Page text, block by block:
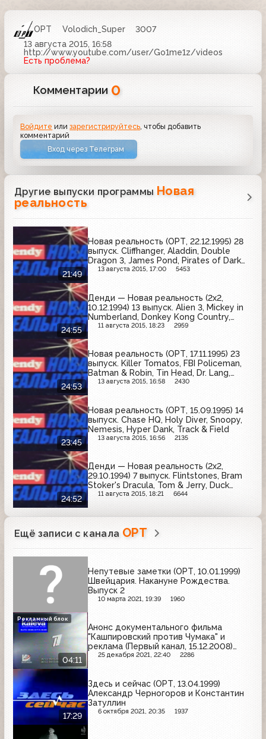
ОРТ Volodich_Super
3007
13 августа 2015, 16:58
http://www.youtube.com/user/Go1me1z/videos
Есть проблема?
Комментарии 0
Войдите илизарегистрируйтесь , чтобы добавить
комментарий
Вход через Телеграм
Другие выпуски программы Новая
реальность
21:49
Новая реальность (ОРТ, 22.12.1995) 28
выпуск. Cliffhanger, Aladdin, Double
Dragon 3, James Pond, Pirates of Dark
Water, NHL '95
13 августа 2015, 17:00 5453
24:55
Денди — Новая реальность (2х2,
10.12.1994) 13 выпуск. Alien 3, Mickey in
Numberland, Donkey Kong Country,
Super Street Fighter II, Super Ghouls &
11 августа 2015, 18:23 2959
24:53
Новая реальность (ОРТ, 17.11.1995) 23
выпуск. Killer Tomatos, FBI Policeman,
Batman & Robin, Tin Head, Dr. Lang,
Tarzan
13 августа 2015, 16:58 2430
23:45
Новая реальность (ОРТ, 15.09.1995) 14
выпуск. Chase HQ, Holy Diver, Snoopy,
Nemesis, Hyper Dank, Track & Field
13 августа 2015, 16:56 2135
24:52
Денди — Новая реальность (2х2,
29.10.1994) 7 выпуск. Flintstones, Bram
Stoker's Dracula, Tom & Jerry, Duck
Tales, Hook, Twinkle Tale, Battletoads
11 августа 2015, 18:21 6644
Ещё записи с канала ОРТ
Непутевые заметки (ОРТ, 10.01.1999)
Швейцария. Накануне Рождества.
Выпуск 2
10 марта 2021, 19:39 1960
04:11
Анонс документального фильма
"Кашпировский против Чумака" и
реклама (Первый канал, 15.12.2008)
Zepter, Чёрный жемчуг, M&M's,
25 декабря 2021, 22:40 2286
Рекламный блок
17:29
Здесь и сейчас (ОРТ, 13.04.1999)
Александр Черногоров и Константин
Затуллин
6 октября 2021, 20:35 1937